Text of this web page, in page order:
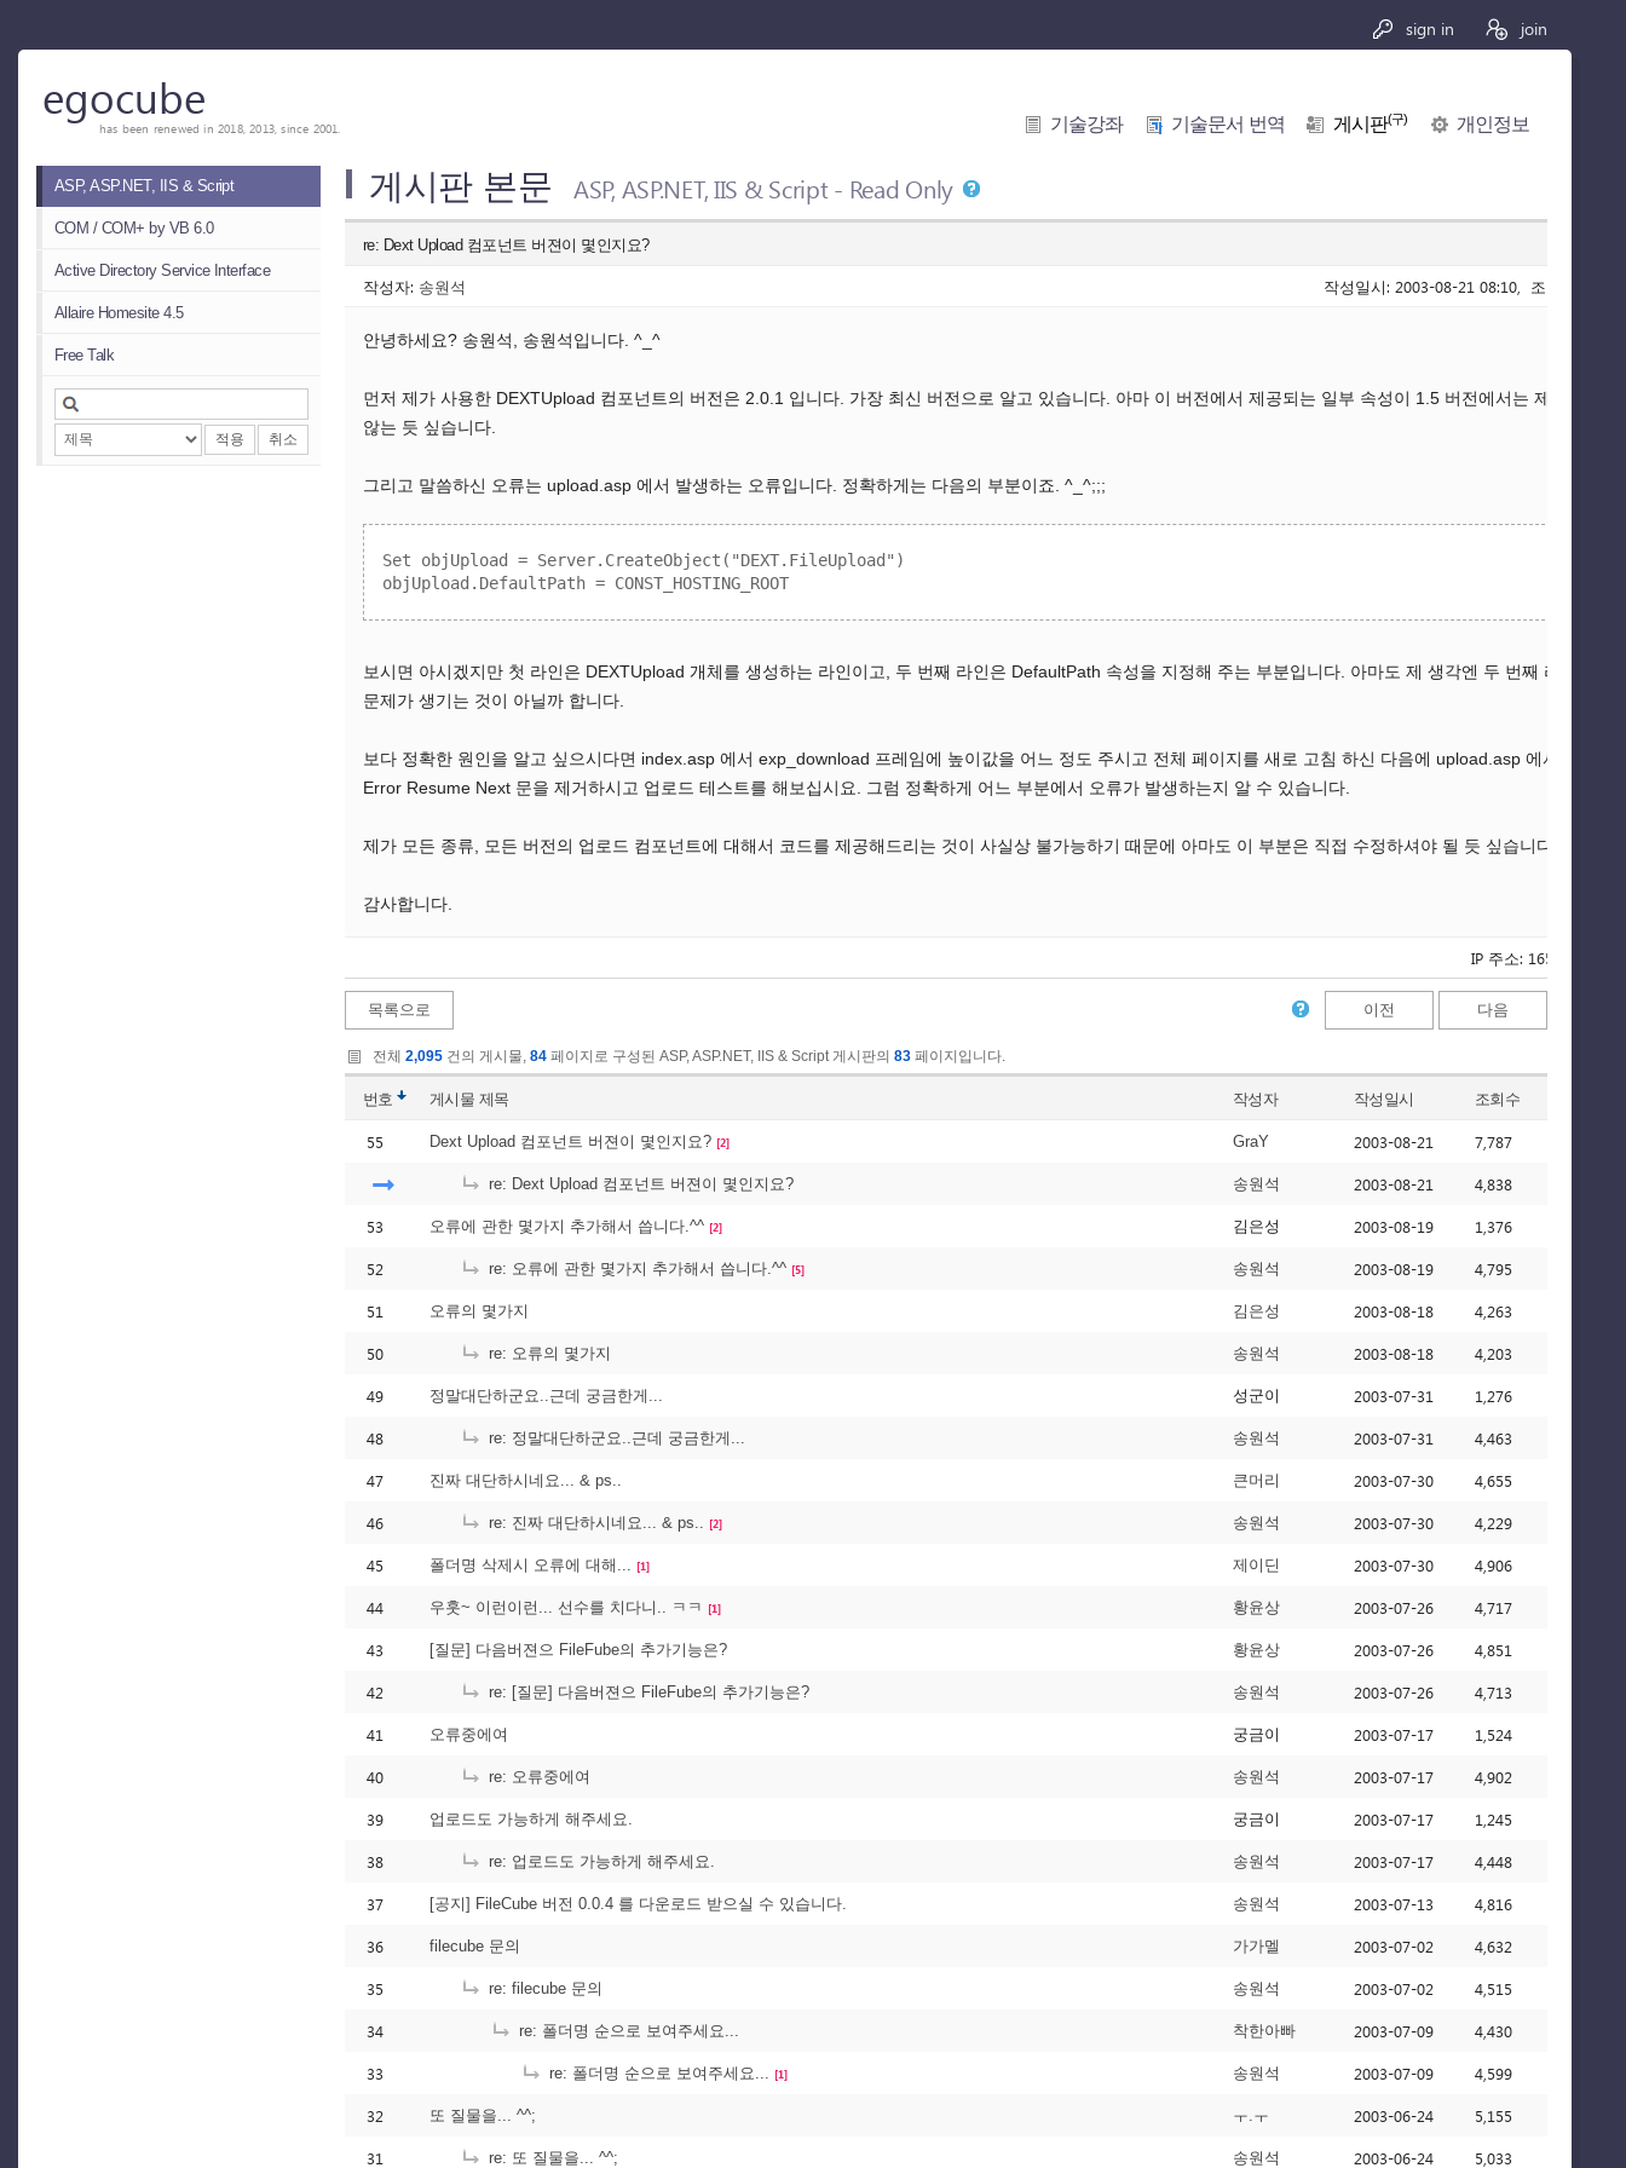
sign in join
egocube
has been renewed in 2018, 2013, since 2001. 기술강좌 기술문서 번역 게시판(구) 개인정보
ASP, ASP.NET, IIS & Script
COM / COM+ by VB 6.0
Active Directory Service Interface
Allaire Homesite 4.5
Free Talk
적용 취소
게시판 본문 ASP, ASP.NET, IIS & Script - Read Only
re: Dext Upload 컴포넌트 버젼이 몇인지요?
작성자: 송원석 작성일시: 2003-08-21 08:10, 조회수: 4,838
안녕하세요? 송원석, 송원석입니다. ^_^
먼저 제가 사용한 DEXTUpload 컴포넌트의 버전은 2.0.1 입니다. 가장 최신 버전으로 알고 있습니다. 아마 이 버전에서 제공되는 일부 속성이 1.5 버전에서는 제공이 되지
않는 듯 싶습니다.
그리고 말씀하신 오류는 upload.asp 에서 발생하는 오류입니다. 정확하게는 다음의 부분이죠. ^_^;;;
Set objUpload = Server.CreateObject("DEXT.FileUpload")
보시면 아시겠지만 첫 라인은 DEXTUpload 개체를 생성하는 라인이고, 두 번째 라인은 DefaultPath 속성을 지정해 주는 부분입니다. 아마도 제 생각엔 두 번째 라인에서
문제가 생기는 것이 아닐까 합니다.
보다 정확한 원인을 알고 싶으시다면 index.asp 에서 exp_download 프레임에 높이값을 어느 정도 주시고 전체 페이지를 새로 고침 하신 다음에 upload.asp 에서 On
Error Resume Next 문을 제거하시고 업로드 테스트를 해보십시요. 그럼 정확하게 어느 부분에서 오류가 발생하는지 알 수 있습니다.
제가 모든 종류, 모든 버전의 업로드 컴포넌트에 대해서 코드를 제공해드리는 것이 사실상 불가능하기 때문에 아마도 이 부분은 직접 수정하셔야 될 듯 싶습니다. ^_^;;
감사합니다.
IP 주소: 165.21.154.11
목록으로 이전 다음
전체 2,095 건의 게시물, 84 페이지로 구성된 ASP, ASP.NET, IIS & Script 게시판의 83 페이지입니다.
번호 게시물 제목 작성자 작성일시 조회수
55 Dext Upload 컴포넌트 버젼이 몇인지요? [2] GraY 2003-08-21 7,787
re: Dext Upload 컴포넌트 버젼이 몇인지요? 송원석 2003-08-21 4,838
53 오류에 관한 몇가지 추가해서 씁니다.^^ [2] 김은성 2003-08-19 1,376
52 re: 오류에 관한 몇가지 추가해서 씁니다.^^ [5] 송원석 2003-08-19 4,795
51 오류의 몇가지 김은성 2003-08-18 4,263
50 re: 오류의 몇가지 송원석 2003-08-18 4,203
49 정말대단하군요..근데 궁금한게... 성군이 2003-07-31 1,276
48 re: 정말대단하군요..근데 궁금한게... 송원석 2003-07-31 4,463
47 진짜 대단하시네요... & ps.. 큰머리 2003-07-30 4,655
46 re: 진짜 대단하시네요... & ps.. [2] 송원석 2003-07-30 4,229
45 폴더명 삭제시 오류에 대해... [1] 제이딘 2003-07-30 4,906
44 우훗~ 이런이런... 선수를 치다니.. ㅋㅋ [1] 황윤상 2003-07-26 4,717
43 [질문] 다음버젼으 FileFube의 추가기능은? 황윤상 2003-07-26 4,851
42 re: [질문] 다음버젼으 FileFube의 추가기능은? 송원석 2003-07-26 4,713
41 오류중에여 궁금이 2003-07-17 1,524
40 re: 오류중에여 송원석 2003-07-17 4,902
39 업로드도 가능하게 해주세요. 궁금이 2003-07-17 1,245
38 re: 업로드도 가능하게 해주세요. 송원석 2003-07-17 4,448
37 [공지] FileCube 버전 0.0.4 를 다운로드 받으실 수 있습니다. 송원석 2003-07-13 4,816
36 filecube 문의 가가멜 2003-07-02 4,632
35 re: filecube 문의 송원석 2003-07-02 4,515
34 re: 폴더명 순으로 보여주세요... 착한아빠 2003-07-09 4,430
33 re: 폴더명 순으로 보여주세요... [1] 송원석 2003-07-09 4,599
32 또 질물을... ^^; ㅜ.ㅜ 2003-06-24 5,155
31 re: 또 질물을... ^^; 송원석 2003-06-24 5,033